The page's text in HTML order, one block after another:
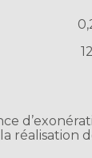
réalisation